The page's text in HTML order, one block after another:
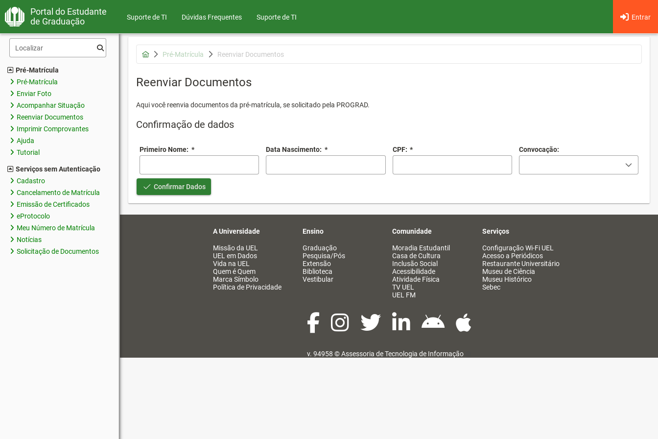
Portal do Estudante
de Graduação
Suporte de TI Dúvidas Frequentes Entrar
Suporte de TI
Pré-Matrícula
Pré-Matrícula
Enviar Foto
Acompanhar Situação
Reenviar Documentos
Imprimir Comprovantes
Ajuda
Tutorial
Serviços sem Autenticação
Cadastro
Cancelamento de Matrícula
Emissão de Certificados
eProtocolo
Meu Número de Matrícula
Notícias
Solicitação de Documentos
Pré-Matrícula Reenviar Documentos
Reenviar Documentos
Aqui você reenvia documentos da pré-matrícula, se solicitado pela PROGRAD.
Confirmação de dados
Primeiro Nome: * Data Nascimento: * CPF: * Convocação:
Confirmar Dados
A Universidade
Missão da UEL
UEL em Dados
Vida na UEL
Quem é Quem
Marca Símbolo
Política de Privacidade
Ensino
Graduação
Pesquisa/Pós
Extensão
Biblioteca
Vestibular
Comunidade
Moradia Estudantil
Casa de Cultura
Inclusão Social
Acessibilidade
Atividade Física
TV UEL
UEL FM
Serviços
Configuração Wi-Fi UEL
Acesso a Periódicos
Restaurante Universitário
Museu de Ciência
Museu Histórico
Sebec
v. 94958 ©Assessoria de Tecnologia de Informação